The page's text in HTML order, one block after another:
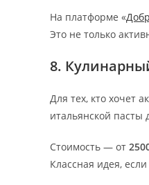
На платформе «
Это не только
8.
Для тех, кто хочет
итальянской пасты
Стоимость — от
Классная идея,